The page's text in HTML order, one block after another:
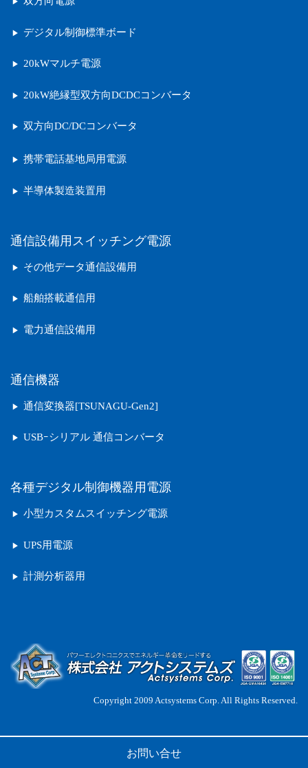
デジタル制御標準ボード
20kWマルチ電源
20kW絶縁型双方向DCDCコンバータ
双方向DC/DCコンバータ
携帯電話基地局用電源
半導体製造装置用
通信設備用スイッチング電源
その他データ通信設備用
船舶搭載通信用
電力通信設備用
通信機器
通信変換器[TSUNAGU-Gen2]
USBｰシリアル 通信コンバータ
各種デジタル制御機器用電源
小型カスタムスイッチング電源
UPS用電源
計測分析器用
Copyright 2009 Actsystems Corp. All Rights Reserved.
お問い合せ